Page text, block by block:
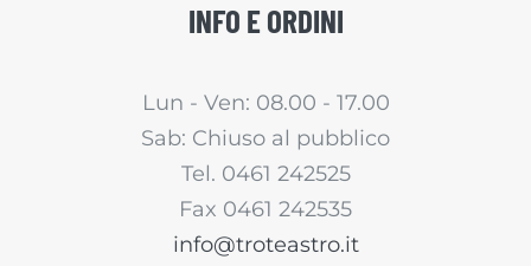
INFO E ORDINI
Lun - Ven: 08.00 - 17.00
Sab: Chiuso al pubblico
Tel. 0461 242525
Fax 0461 242535
info@troteastro.it